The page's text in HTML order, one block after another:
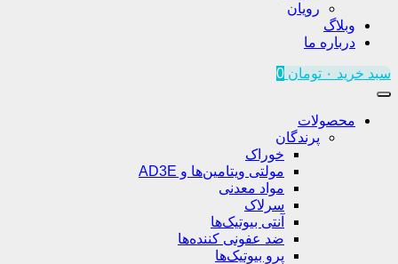
رویان
وبلاگ
درباره ما
سبد خرید ۰ تومان 0
محصولات
پرندگان
خوراک
مولتی ویتامین‌ها و AD3E
مواد معدنی
سرلاک
آنتی بیوتیک‌ها
ضد عفونی کننده‌ها
پرو بیوتیک‌ها